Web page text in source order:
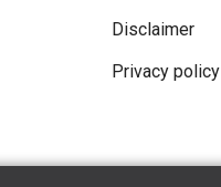
Disclaimer
Privacy policy